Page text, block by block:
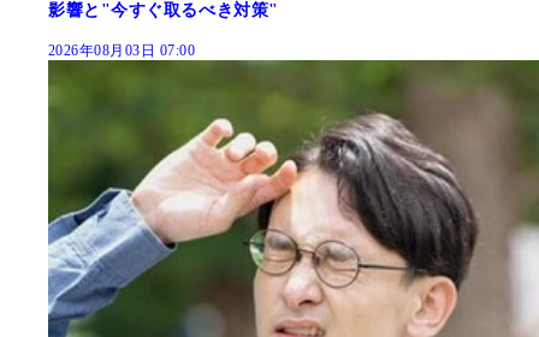
影響と"今すぐ取るべき対策"
2026年08月03日 07:00